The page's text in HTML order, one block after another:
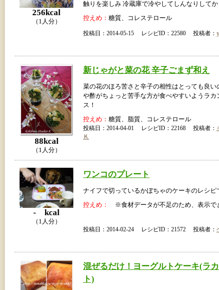
256kcal
（1人分）
触りを楽しみ 冷蔵庫で冷やしてしんなりして
控えめ： 糖質、コレステロール
投稿日：2014-05-15 レシピID：22580 投稿者：
88kcal
（1人分）
新じゃがと菜の花 辛子ごまず和え
菜の花のほろ苦さと辛子の相性はとっても良い
や酢がちょっと苦手な方が食べやすいようラカ
ス！
控えめ： 糖質、脂質、コレステロール
投稿日：2014-04-01 レシピID：22168 投稿者：
Ｋ
- kcal
（1人分）
ワンコのプレート
ナイフで切っているかぼちゃのケーキのレシピ
控えめ： ※食材データが不足のため、表示で
投稿日：2014-02-24 レシピID：21572 投稿者：
混ぜるだけ！ヨーグルトケーキ(ラ
ト)